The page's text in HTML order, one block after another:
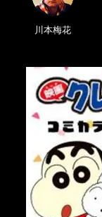
川本梅花